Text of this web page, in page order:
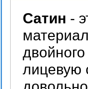
Сатин -
лицевую